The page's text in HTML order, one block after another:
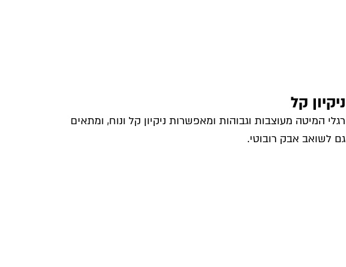
ניקיון קל
רגלי המיטה מעוצבות וגבוהות ומאפשרות ניקיון קל ונוח, ומתאים
גם לשואב אבק רובוטי.